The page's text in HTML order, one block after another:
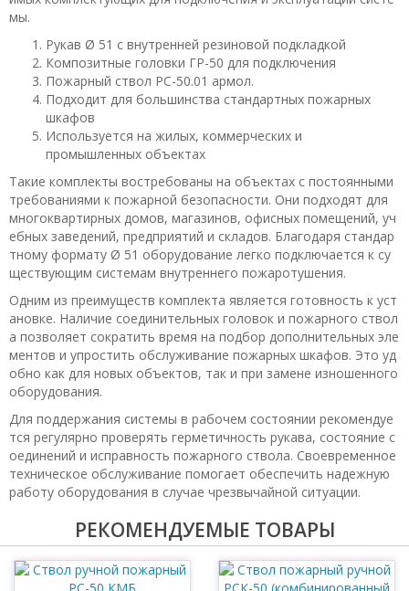
мы.
Рукав Ø 51 с внутренней резиновой подкладкой
Композитные головки ГР-50 для подключения
Пожарный ствол РС-50.01 армол.
Подходит для большинства стандартных пожарных
шкафов
Используется на жилых, коммерческих и
промышленных объектах
Такие комплекты востребованы на объектах с постоянными
требованиями к пожарной безопасности. Они подходят для
многоквартирных домов, магазинов, офисных помещений, уч
ебных заведений, предприятий и складов. Благодаря стандар
тному формату Ø 51 оборудование легко подключается к су
ществующим системам внутреннего пожаротушения.
Одним из преимуществ комплекта является готовность к уст
ановке. Наличие соединительных головок и пожарного ствол
а позволяет сократить время на подбор дополнительных эле
ментов и упростить обслуживание пожарных шкафов. Это уд
обно как для новых объектов, так и при замене изношенного
оборудования.
Для поддержания системы в рабочем состоянии рекомендуе
тся регулярно проверять герметичность рукава, состояние с
оединений и исправность пожарного ствола. Своевременное
техническое обслуживание помогает обеспечить надежную
работу оборудования в случае чрезвычайной ситуации.
РЕКОМЕНДУЕМЫЕ ТОВАРЫ